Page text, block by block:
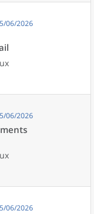
06/2026
06/2026
06/2026